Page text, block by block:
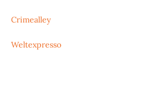
Crimealley
Weltexpresso